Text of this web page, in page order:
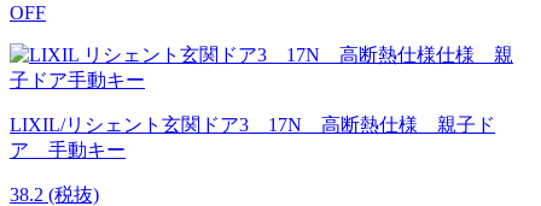
OFF
LIXIL/リシェント玄関ドア3 17N 高断熱仕様 親子ド
ア 手動キー
38.2 (税抜)